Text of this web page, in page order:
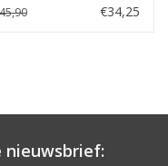
€34,25
nieuwsbrief: